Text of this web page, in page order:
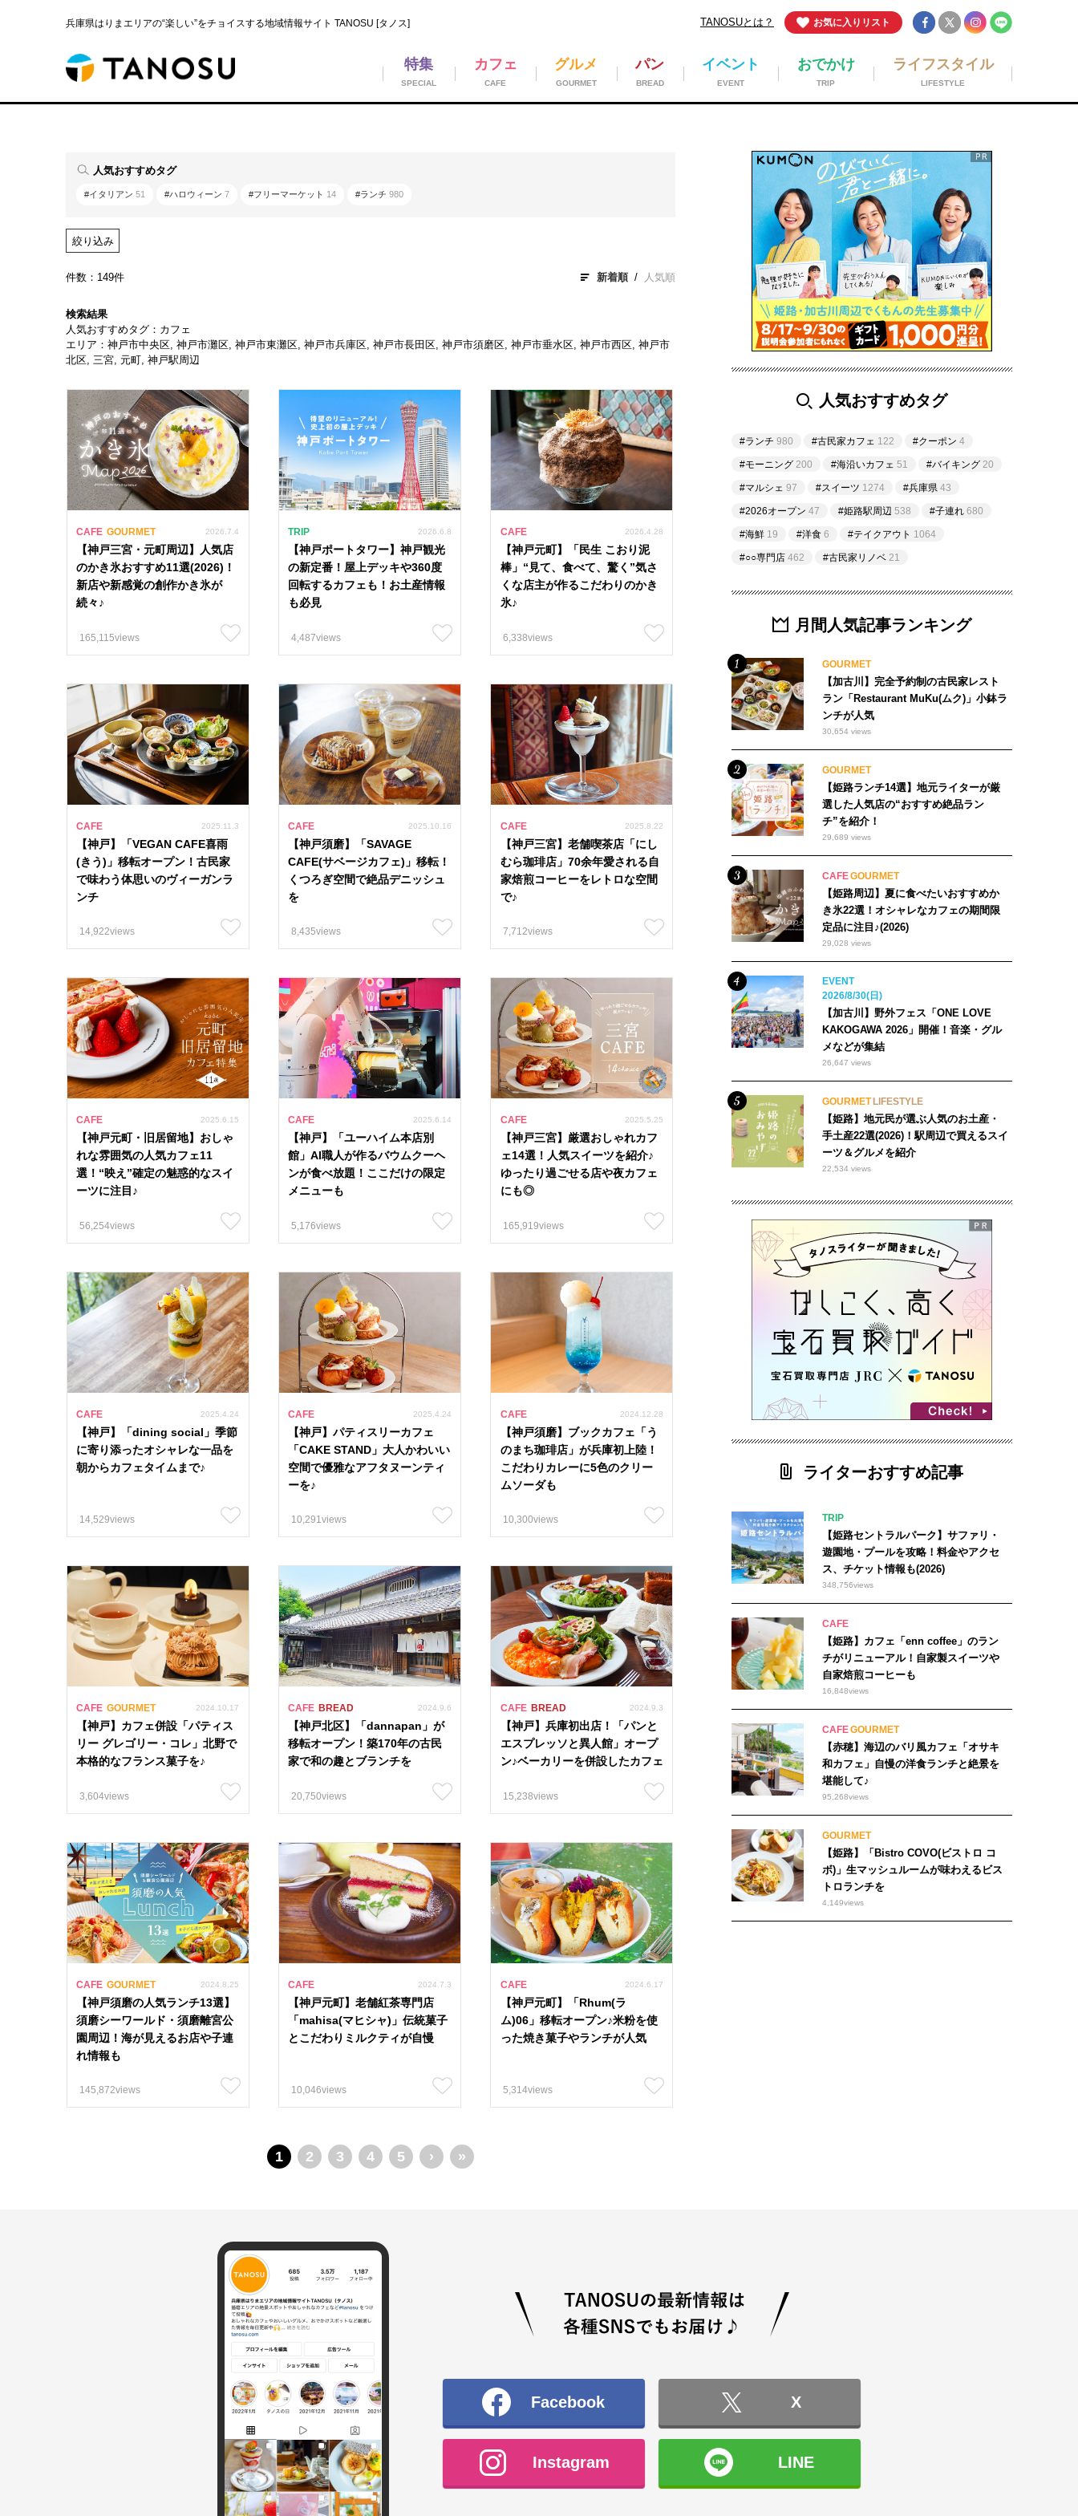
兵庫県はりまエリアの“楽しい”をチョイスする地域情報サイト TANOSU [タノス] お気に入りリスト
TANOSUとは？
ライフスタイル
LIFESTYLE
おでかけ
TRIP
イベント
EVENT
パン
BREAD
グルメ
GOURMET
カフェ
CAFE
特集
SPECIAL
人気おすすめタグ
#イタリアン 51 #ハロウィーン 7 #フリーマーケット 14 #ランチ 980
絞り込み
カテゴリー
特集
カフェ パン
ライフスタイル
人気おすすめタグ
#古民家カフェ 122 #スイーツ 1274 #ランチ 980 #テイクアウト 1064
#姫路駅周辺 538 #子連れ 680 #海沿いカフェ 51 #マルシェ 97 #○○専門店 462
#クーポン 4 #兵庫県 43 #海鮮 19 #古民家リノベ 21
#カフェ 934
13市9町
佐用町
太子町 加古川市 高砂市 稲美町 播磨町
明石市 加西市 小野市 三木市 西脇市 加東市
多可町 神河町 市川町 福崎町
件数：149件 新着順 人気順
検索結果
人気おすすめタグ：カフェ
エリア：神戸市中央区, 神戸市灘区, 神戸市東灘区, 神戸市兵庫区, 神戸市長田区, 神戸市須磨区, 神戸市垂水区, 神戸市西区, 神戸市
北区, 三宮, 元町, 神戸駅周辺
CAFE GOURMET
【神戸三宮・元町周辺】人気店
のかき氷おすすめ11選(2026)！
新店や新感覚の創作かき氷が
続々♪
2026.7.4
165,115views
TRIP
【神戸ポートタワー】神戸観光
の新定番！屋上デッキや360度
回転するカフェも！お土産情報
も必見
2026.6.8
4,487views
CAFE
【神戸元町】「民生 こおり泥
棒」“見て、食べて、驚く”気さ
くな店主が作るこだわりのかき
氷♪
2026.4.28
6,338views
CAFE
【神戸】「VEGAN CAFE喜雨
(きう)」移転オープン！古民家
で味わう体思いのヴィーガンラ
ンチ
2025.11.3
14,922views
CAFE
【神戸須磨】「SAVAGE
CAFE(サベージカフェ)」移転！
くつろぎ空間で絶品デニッシュ
を
2025.10.16
8,435views
CAFE
【神戸三宮】老舗喫茶店「にし
むら珈琲店」70余年愛される自
家焙煎コーヒーをレトロな空間
で♪
2025.8.22
7,712views
CAFE
【神戸元町・旧居留地】おしゃ
れな雰囲気の人気カフェ11
選！“映え”確定の魅惑的なスイ
ーツに注目♪
2025.6.15
56,254views
CAFE
【神戸】「ユーハイム本店別
館」AI職人が作るバウムクーヘ
ンが食べ放題！ここだけの限定
メニューも
2025.6.14
5,176views
CAFE
【神戸三宮】厳選おしゃれカフ
ェ14選！人気スイーツを紹介♪
ゆったり過ごせる店や夜カフェ
にも◎
2025.5.25
165,919views
CAFE
【神戸】「dining social」季節
に寄り添ったオシャレな一品を
朝からカフェタイムまで♪
2025.4.24
14,529views
CAFE
【神戸】パティスリーカフェ
「CAKE STAND」大人かわいい
空間で優雅なアフタヌーンティ
ーを♪
2025.4.24
10,291views
CAFE
【神戸須磨】ブックカフェ「う
のまち珈琲店」が兵庫初上陸！
こだわりカレーに5色のクリー
ムソーダも
2024.12.28
10,300views
CAFE GOURMET
【神戸】カフェ併設「パティス
リー グレゴリー・コレ」北野で
本格的なフランス菓子を♪
2024.10.17
3,604views
CAFE BREAD
【神戸北区】「dannapan」が
移転オープン！築170年の古民
家で和の趣とブランチを
2024.9.6
20,750views
CAFE BREAD
【神戸】兵庫初出店！「パンと
エスプレッソと異人館」オープ
ン♪ベーカリーを併設したカフェ
2024.9.3
15,238views
CAFE GOURMET
【神戸須磨の人気ランチ13選】
須磨シーワールド・須磨離宮公
園周辺！海が見えるお店や子連
れ情報も
2024.8.25
145,872views
CAFE
【神戸元町】老舗紅茶専門店
「mahisa(マヒシャ)」伝統菓子
とこだわりミルクティが自慢
2024.7.3
10,046views
CAFE
【神戸元町】「Rhum(ラ
ム)06」移転オープン♪米粉を使
った焼き菓子やランチが人気
2024.6.17
5,314views
1 2 3 4 5 › »
人気おすすめタグ
#ランチ 980 #古民家カフェ 122 #クーポン 4
#モーニング 200 #海沿いカフェ 51 #バイキング 20
#マルシェ 97 #スイーツ 1274 #兵庫県 43
#2026オープン 47 #姫路駅周辺 538 #子連れ 680
#海鮮 19 #洋食 6 #テイクアウト 1064
#○○専門店 462 #古民家リノベ 21
月間人気記事ランキング
GOURMET
【加古川】完全予約制の古民家レスト
ラン「Restaurant MuKu(ムク)」小鉢ラ
ンチが人気
30,654 views
GOURMET
【姫路ランチ14選】地元ライターが厳
選した人気店の“おすすめ絶品ラン
チ”を紹介！
29,689 views
CAFEGOURMET
【姫路周辺】夏に食べたいおすすめか
き氷22選！オシャレなカフェの期間限
定品に注目♪(2026)
29,028 views
EVENT
2026/8/30(日)
【加古川】野外フェス「ONE LOVE
KAKOGAWA 2026」開催！音楽・グル
メなどが集結
26,647 views
GOURMET LIFESTYLE
【姫路】地元民が選ぶ人気のお土産・
手土産22選(2026)！駅周辺で買えるスイ
ーツ＆グルメを紹介
22,534 views
ライターおすすめ記事
TRIP
【姫路セントラルパーク】サファリ・
遊園地・プールを攻略！料金やアクセ
ス、チケット情報も(2026)
348,756views
CAFE
【姫路】カフェ「enn coffee」のラン
チがリニューアル！自家製スイーツや
自家焙煎コーヒーも
16,848views
CAFEGOURMET
【赤穂】海辺のバリ風カフェ「オサキ
和カフェ」自慢の洋食ランチと絶景を
堪能して♪
95,268views
GOURMET
【姫路】「Bistro COVO(ビストロ コ
ボ)」生マッシュルームが味わえるビス
トロランチを
4,149views
Facebook X
Instagram LINE